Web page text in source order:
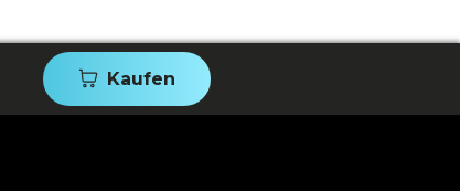
Kaufen